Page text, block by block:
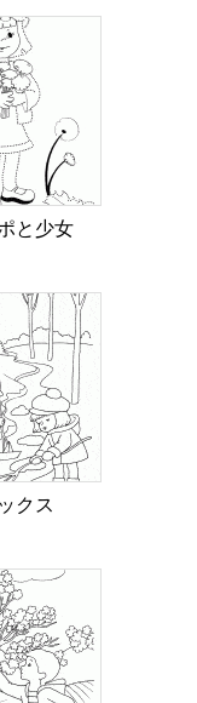
と少女
クス